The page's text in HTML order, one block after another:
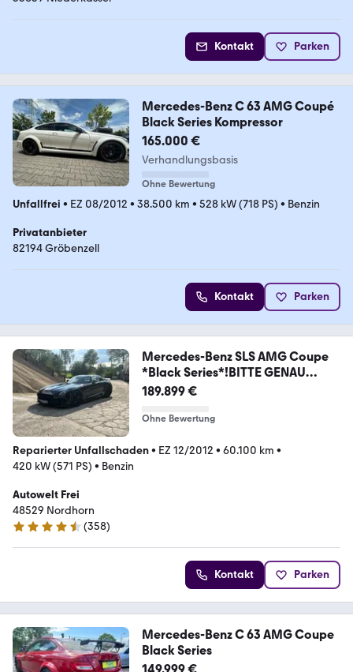
Kontakt Parken
Mercedes-Benz C 63 AMG Coupé
Black Series Kompressor
165.000 €
Verhandlungsbasis
Ohne Bewertung
Unfallfrei • EZ 08/2012 • 38.500 km • 528 kW (718 PS) • Benzin
Privatanbieter
82194 Gröbenzell
Kontakt Parken
Mercedes-Benz SLS AMG Coupe
*Black Series*!BITTE GENAU
LESEN*!
189.899 €
Ohne Bewertung
Reparierter Unfallschaden• EZ 12/2012 • 60.100 km •
420 kW (571 PS) • Benzin
Autowelt Frei
48529 Nordhorn
4.6 Sterne
(358)
Kontakt Parken
Mercedes-Benz C 63 AMG Coupe
Black Series